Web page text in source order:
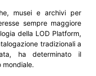
musei e archivi per
sempre maggiore
della LOD Platform,
tradizionali a
ha determinato il
mondiale.